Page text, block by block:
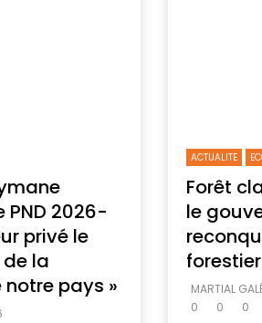
PND 2026-
privé le
la
pays »
ACTUALITE
Forêt
le
MARTIAL
0
0 0